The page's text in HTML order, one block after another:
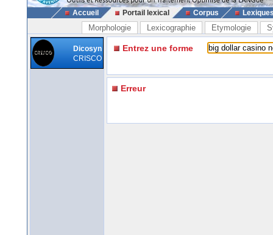
Accueil Portail lexical Corpus
Morphologie Lexicographie Etymologie
Dicosyn
CRISCO
Entrez une forme
Erreur